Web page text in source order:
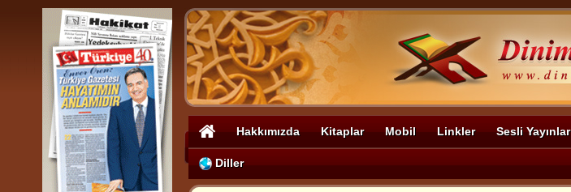
Hakkımızda Kitaplar Mobil Linkler Sesli Yayınlar
Diller